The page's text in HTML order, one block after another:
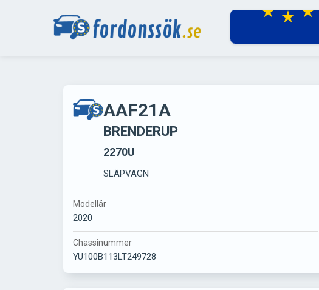
AAF21A
BRENDERUP
2270U
SLÄPVAGN
Modellår
2020
Chassinummer
YU100B113LT249728